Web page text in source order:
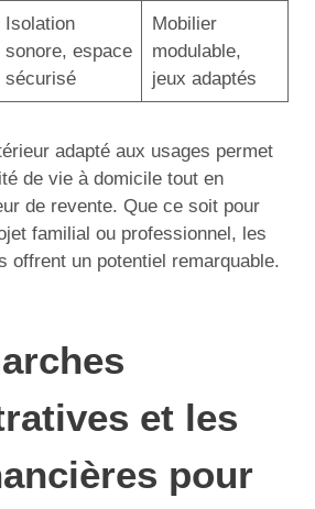
Isolation
sonore, espace
sécurisé
Mobilier
modulable,
jeux adaptés
adapté aux usages permet
de vie à domicile tout en
de revente. Que ce soit pour
familial ou professionnel, les
offrent un potentiel remarquable.
et les
pour